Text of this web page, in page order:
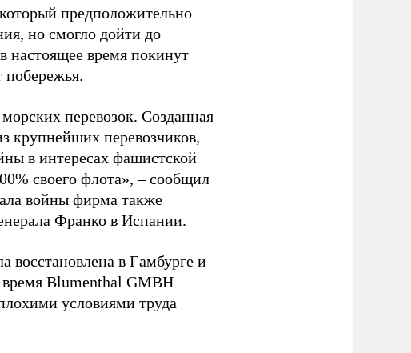
предположительно
но смогло дойти до
настоящее время покинут
перевозок. Созданная
крупнейших перевозчиков,
в интересах фашистской
своего флота», – сообщил
войны фирма также
Франко в Испании.
в Гамбурге и
время Blumenthal GMBH
условиями труда